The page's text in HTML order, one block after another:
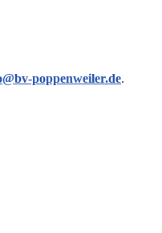
poppenweiler.de.